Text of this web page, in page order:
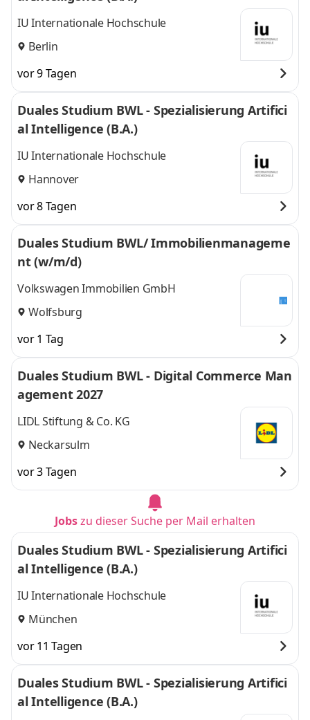
IU Internationale Hochschule
Berlin
vor 9 Tagen
Duales Studium BWL - Spezialisierung Artifici
al Intelligence (B.A.)
IU Internationale Hochschule
Hannover
vor 8 Tagen
Duales Studium BWL/ Immobilienmanageme
nt (w/m/d)
Volkswagen Immobilien GmbH
Wolfsburg
vor 1 Tag
Duales Studium BWL - Digital Commerce Man
agement 2027
LIDL Stiftung & Co. KG
Neckarsulm
vor 3 Tagen
Jobszu dieser Suche per Mail erhalten
Duales Studium BWL - Spezialisierung Artifici
al Intelligence (B.A.)
IU Internationale Hochschule
München
vor 11 Tagen
Duales Studium BWL - Spezialisierung Artifici
al Intelligence (B.A.)